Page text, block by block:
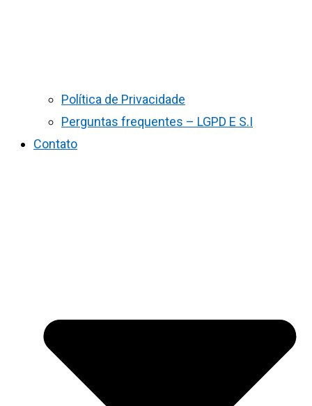
Política de Privacidade
Perguntas frequentes – LGPD E S.I
Contato